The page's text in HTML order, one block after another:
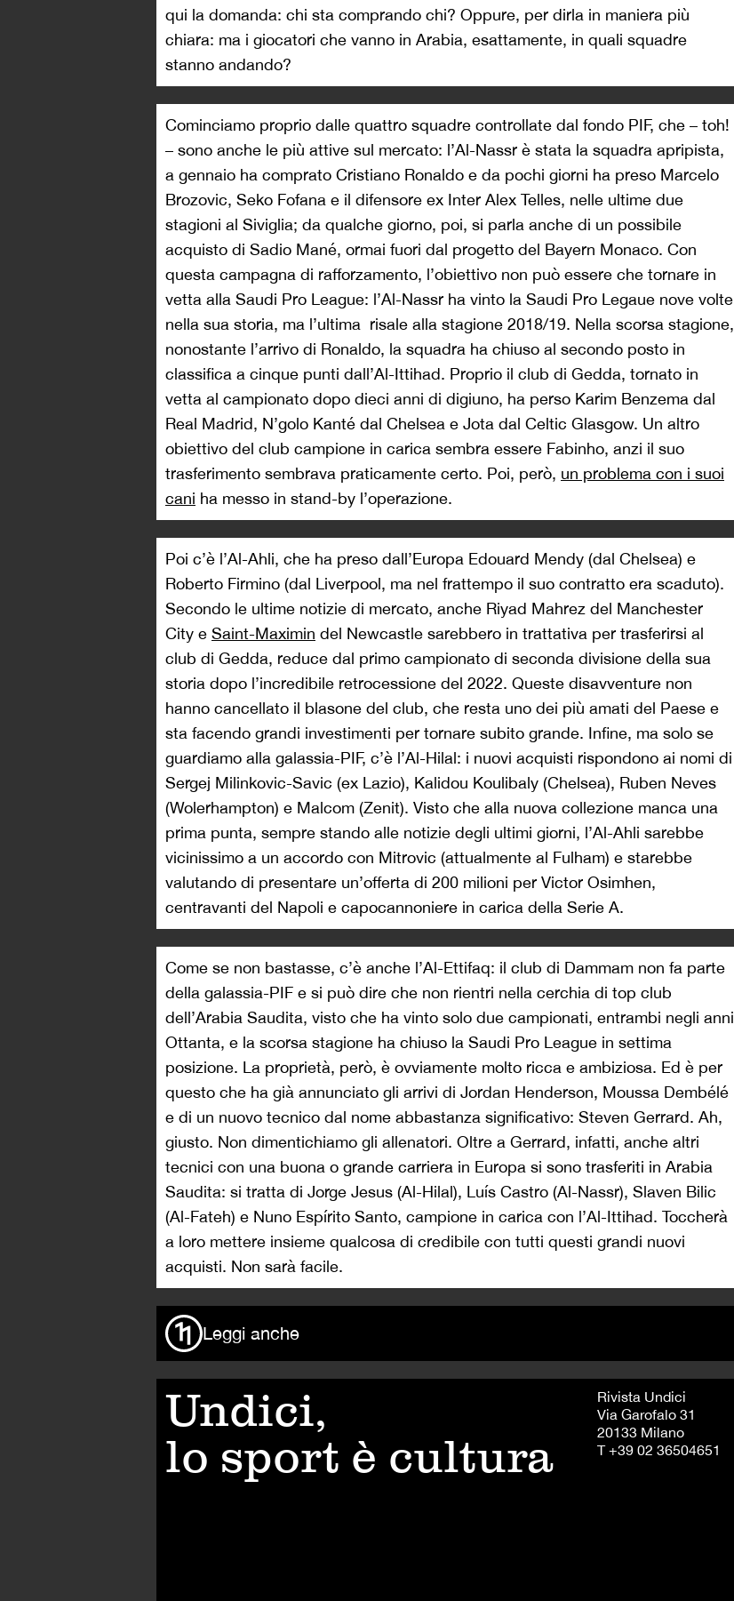
qui la domanda: chi sta comprando chi? Oppure, per dirla in maniera più
chiara: ma i giocatori che vanno in Arabia, esattamente, in quali squadre
stanno andando?
Cominciamo proprio dalle quattro squadre controllate dal fondo PIF, che – toh!
– sono anche le più attive sul mercato: l’Al-Nassr è stata la squadra apripista,
a gennaio ha comprato Cristiano Ronaldo e da pochi giorni ha preso Marcelo
Brozovic, Seko Fofana e il difensore ex Inter Alex Telles, nelle ultime due
stagioni al Siviglia; da qualche giorno, poi, si parla anche di un possibile
acquisto di Sadio Mané, ormai fuori dal progetto del Bayern Monaco. Con
questa campagna di rafforzamento, l’obiettivo non può essere che tornare in
vetta alla Saudi Pro League: l’Al-Nassr ha vinto la Saudi Pro Legaue nove volte
nella sua storia, ma l’ultima risale alla stagione 2018/19. Nella scorsa stagione,
nonostante l’arrivo di Ronaldo, la squadra ha chiuso al secondo posto in
classifica a cinque punti dall’Al-Ittihad. Proprio il club di Gedda, tornato in
vetta al campionato dopo dieci anni di digiuno, ha perso Karim Benzema dal
Real Madrid, N’golo Kanté dal Chelsea e Jota dal Celtic Glasgow. Un altro
obiettivo del club campione in carica sembra essere Fabinho, anzi il suo
trasferimento sembrava praticamente certo. Poi, però, un problema con i suoi
cani ha messo in stand-by l’operazione.
Poi c’è l’Al-Ahli, che ha preso dall’Europa Edouard Mendy (dal Chelsea) e
Roberto Firmino (dal Liverpool, ma nel frattempo il suo contratto era scaduto).
Secondo le ultime notizie di mercato, anche Riyad Mahrez del Manchester
City e Saint-Maximin del Newcastle sarebbero in trattativa per trasferirsi al
club di Gedda, reduce dal primo campionato di seconda divisione della sua
storia dopo l’incredibile retrocessione del 2022. Queste disavventure non
hanno cancellato il blasone del club, che resta uno dei più amati del Paese e
sta facendo grandi investimenti per tornare subito grande. Infine, ma solo se
guardiamo alla galassia-PIF, c’è l’Al-Hilal: i nuovi acquisti rispondono ai nomi di
Sergej Milinkovic-Savic (ex Lazio), Kalidou Koulibaly (Chelsea), Ruben Neves
(Wolerhampton) e Malcom (Zenit). Visto che alla nuova collezione manca una
prima punta, sempre stando alle notizie degli ultimi giorni, l’Al-Ahli sarebbe
vicinissimo a un accordo con Mitrovic (attualmente al Fulham) e starebbe
valutando di presentare un’offerta di 200 milioni per Victor Osimhen,
centravanti del Napoli e capocannoniere in carica della Serie A.
Come se non bastasse, c’è anche l’Al-Ettifaq: il club di Dammam non fa parte
della galassia-PIF e si può dire che non rientri nella cerchia di top club
dell’Arabia Saudita, visto che ha vinto solo due campionati, entrambi negli anni
Ottanta, e la scorsa stagione ha chiuso la Saudi Pro League in settima
posizione. La proprietà, però, è ovviamente molto ricca e ambiziosa. Ed è per
questo che ha già annunciato gli arrivi di Jordan Henderson, Moussa Dembélé
e di un nuovo tecnico dal nome abbastanza significativo: Steven Gerrard. Ah,
giusto. Non dimentichiamo gli allenatori. Oltre a Gerrard, infatti, anche altri
tecnici con una buona o grande carriera in Europa si sono trasferiti in Arabia
Saudita: si tratta di Jorge Jesus (Al-Hilal), Luís Castro (Al-Nassr), Slaven Bilic
(Al-Fateh) e Nuno Espírito Santo, campione in carica con l’Al-Ittihad. Toccherà
a loro mettere insieme qualcosa di credibile con tutti questi grandi nuovi
acquisti. Non sarà facile.
Leggi anche
Undici,
lo sport è cultura
Rivista Undici
Via Garofalo 31
20133 Milano
T +39 02 36504651